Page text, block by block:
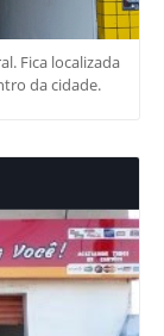
Fica localizada
da cidade.